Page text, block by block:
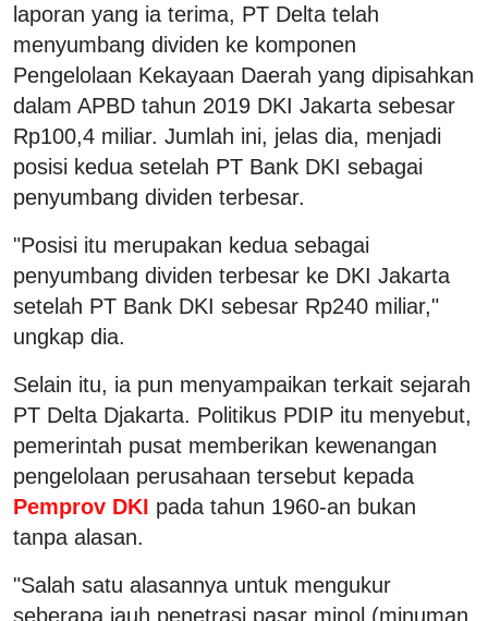
laporan yang ia terima, PT Delta telah
menyumbang dividen ke komponen
Pengelolaan Kekayaan Daerah yang dipisahkan
dalam APBD tahun 2019 DKI Jakarta sebesar
Rp100,4 miliar. Jumlah ini, jelas dia, menjadi
posisi kedua setelah PT Bank DKI sebagai
penyumbang dividen terbesar.
"Posisi itu merupakan kedua sebagai
penyumbang dividen terbesar ke DKI Jakarta
setelah PT Bank DKI sebesar Rp240 miliar,"
ungkap dia.
Selain itu, ia pun menyampaikan terkait sejarah
PT Delta Djakarta. Politikus PDIP itu menyebut,
pemerintah pusat memberikan kewenangan
pengelolaan perusahaan tersebut kepada
Pemprov DKI pada tahun 1960-an bukan
tanpa alasan.
"Salah satu alasannya untuk mengukur
seberapa jauh penetrasi pasar minol (minuman